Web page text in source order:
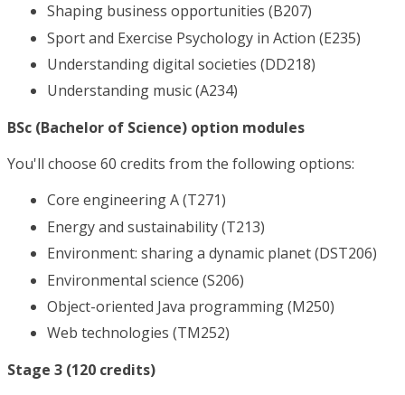
Shaping business opportunities (B207)
Sport and Exercise Psychology in Action (E235)
Understanding digital societies (DD218)
Understanding music (A234)
BSc (Bachelor of Science) option modules
You'll choose 60 credits from the following options:
Core engineering A (T271)
Energy and sustainability (T213)
Environment: sharing a dynamic planet (DST206)
Environmental science (S206)
Object-oriented Java programming (M250)
Web technologies (TM252)
Stage 3 (120 credits)